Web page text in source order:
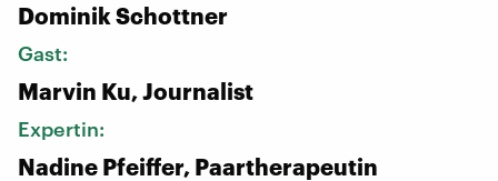
Dominik Schottner
Gast:
Marvin Ku, Journalist
Expertin:
Nadine Pfeiffer, Paartherapeutin